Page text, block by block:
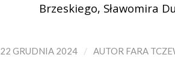
Brzeskiego, Sławomira
22 GRUDNIA 2024 / AUTOR FARA